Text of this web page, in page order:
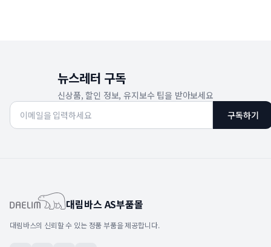
뉴스레터 구독
신상품, 할인 정보, 유지보수 팁을 받아보세요
구독하기
대림바스 AS부품몰
대림바스의 신뢰할 수 있는 정품 부품을 제공합니다.